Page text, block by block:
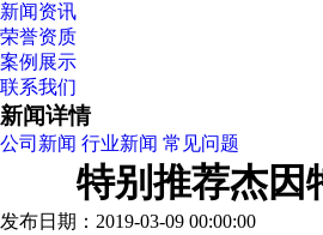
新闻资讯
荣誉资质
案例展示
联系我们
新闻详情
公司新闻 行业新闻 常见问题
特别推荐杰因
发布日期：2019-03-09 00:00:00